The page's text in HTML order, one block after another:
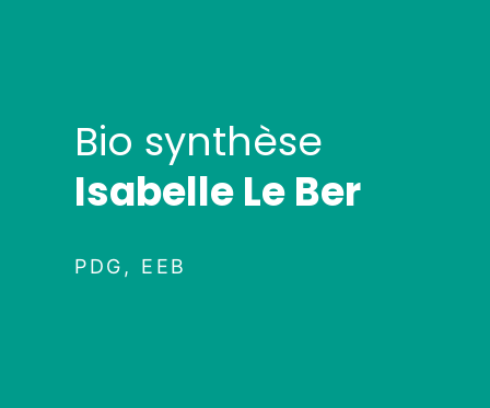
Bio synthèse
Isabelle Le Ber
PDG, EEB